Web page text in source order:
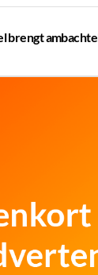
brengt